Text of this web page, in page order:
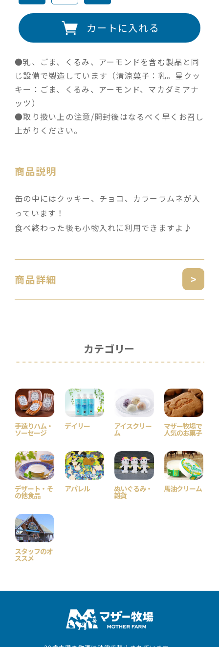
カートに入れる
●乳、ごま、くるみ、アーモンドを含む製品と同
じ設備で製造しています（清涼菓子：乳。星クッ
キー：ごま、くるみ、アーモンド、マカダミアナ
ッツ）
●取り扱い上の注意/開封後はなるべく早くお召し
上がりください。
商品説明
缶の中にはクッキー、チョコ、カラーラムネが入
っています！
食べ終わった後も小物入れに利用できますよ♪
商品詳細
カテゴリー
手造りハム・
ソーセージ
デイリー アイスクリー
ム
マザー牧場で
人気のお菓子
デザート・そ
の他食品
アパレル ぬいぐるみ・
雑貨
馬油クリーム
スタッフのオ
ススメ